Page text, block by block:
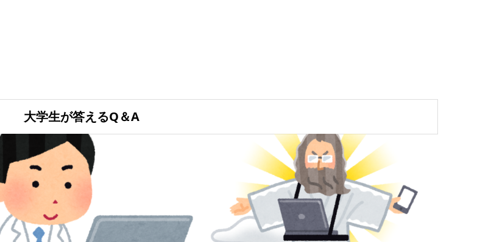
大学生が答えるQ＆A